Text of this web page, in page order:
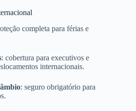
completa para férias e
: cobertura para executivos e
internacionais.
: seguro obrigatório para